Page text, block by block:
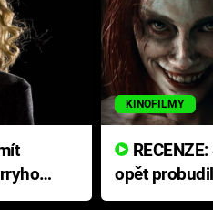
KINOFILMY
opět
přichází s